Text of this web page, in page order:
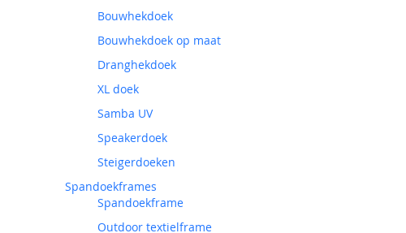
Bouwhekdoek
Bouwhekdoek op maat
Dranghekdoek
XL doek
Samba UV
Speakerdoek
Steigerdoeken
Spandoekframes
Spandoekframe
Outdoor textielframe